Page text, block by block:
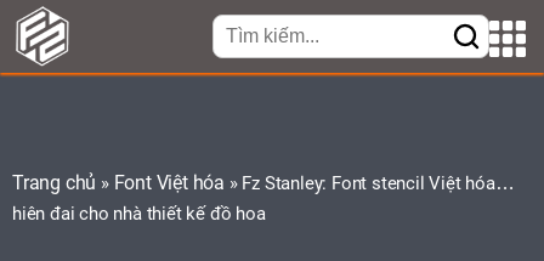
Trang chủ » Font Việt hóa » Fz Stanley: Font stencil Việt hóa
hiện đại cho nhà thiết kế đồ họa